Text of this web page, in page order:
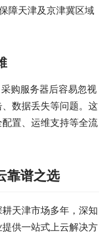
障天津及京津冀区域
购服务器后容易忽视
数据丢失等问题。这
置、运维支持等全流
靠谱之选
天津市场多年，深知
供一站式上云解决方